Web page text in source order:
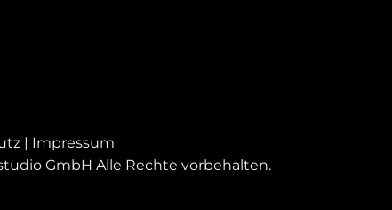
| Impressum
GmbH Alle Rechte vorbehalten.